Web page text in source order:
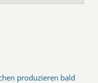
produzieren bald